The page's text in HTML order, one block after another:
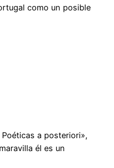
como un posible
a posteriori»,
él es un